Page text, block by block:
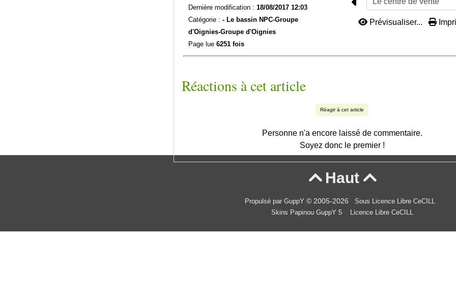
Dernière modification : 18/08/2017 12:03
Catégorie : - Le bassin NPC-Groupe
d'Oignies-Groupe d'Oignies
Page lue 6251 fois
Prévisualiser...
Réactions à cet article
Réagir à cet article
Personne n'a encore laissé de commentaire.
Soyez donc le premier !
Haut 
Propulsé par GuppY © 2005-2026
Sous Licence Libre CeCILL
Skins Papinou GuppY 5
Licence Libre CeCILL